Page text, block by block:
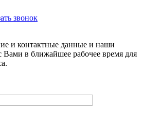
звонок
и контактные данные и наши
Вами в ближайшее рабочее время для